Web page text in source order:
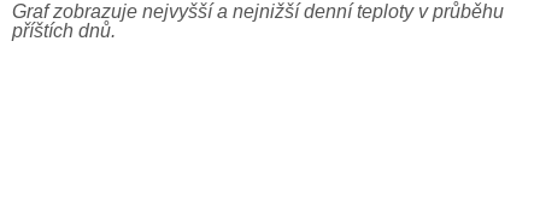
Graf zobrazuje nejvyšší a nejnižší denní teploty v průběhu
příštích dnů.